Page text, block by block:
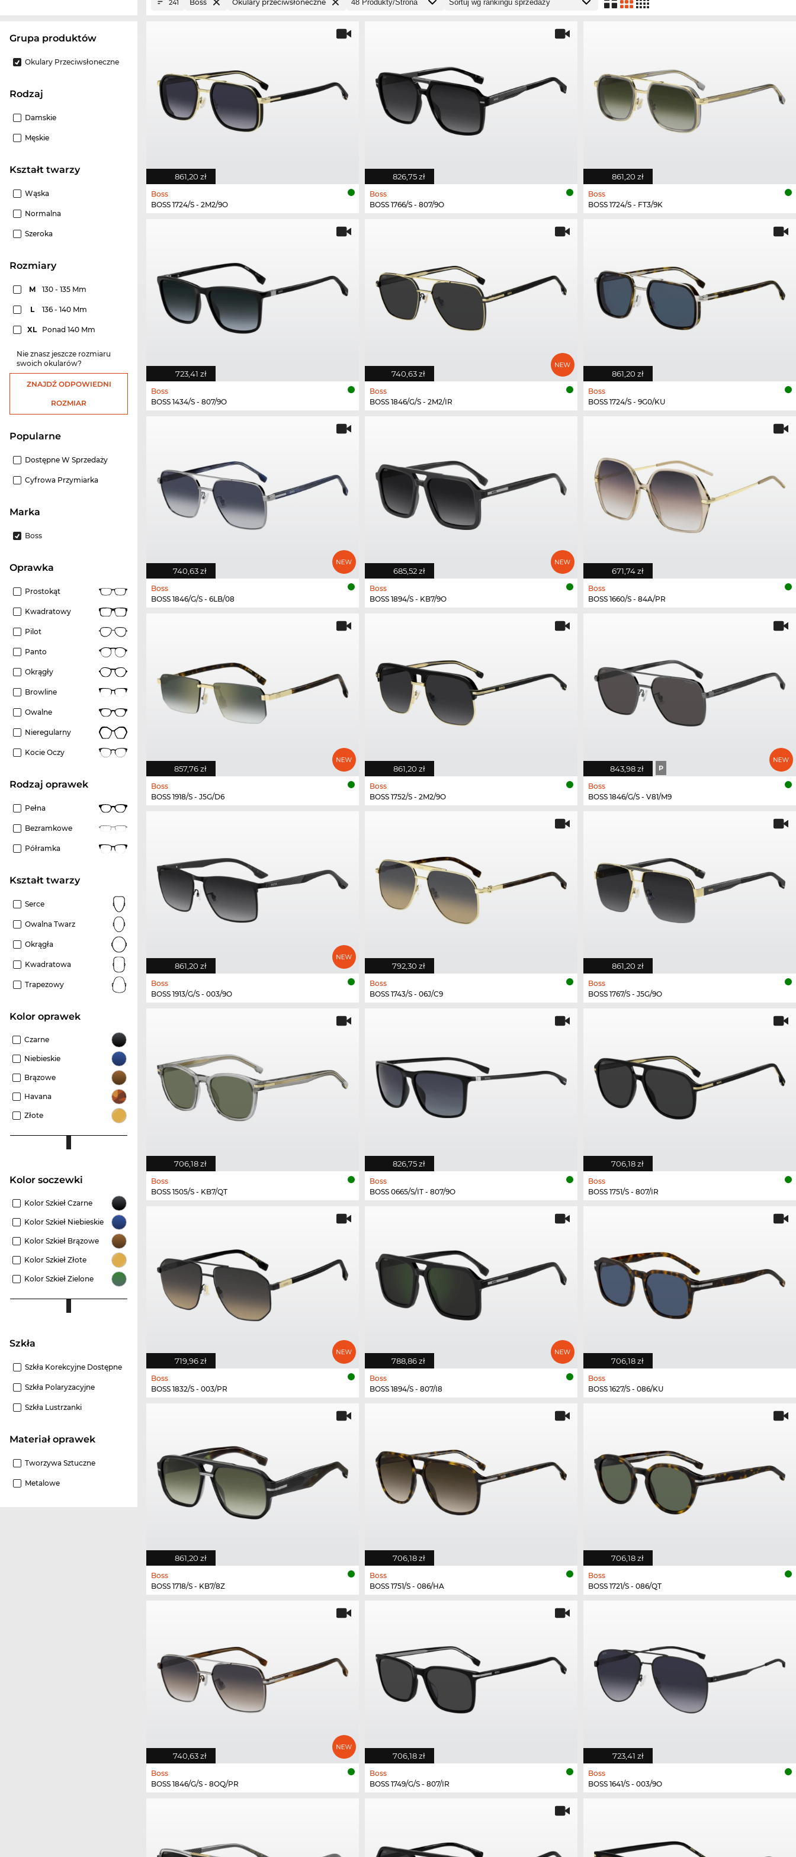
grupa produktów
Okulary Przeciwsłoneczne
Rodzaj
Damskie
Męskie
Kształt twarzy
Wąska
Normalna
Szeroka
rozmiary
M 130 - 135 Mm
L 136 - 140 Mm
XL Ponad 140 Mm
Nie znasz jeszcze rozmiaru
swoich okularów?
ZNAJDŹ ODPOWIEDNI
ROZMIAR
Popularne
Dostępne W Sprzedaży
Cyfrowa Przymiarka
Marka
Boss
oprawka
Prostokąt
Kwadratowy
Pilot
Panto
Okrągły
Browline
Owalne
Nieregularny
Kocie Oczy
rodzaj oprawek
Pełna
Bezramkowe
Półramka
kształt twarzy
Serce
Owalna Twarz
Okrągła
Kwadratowa
Trapezowy
kolor oprawek
Czarne
Niebieskie
Brązowe
Havana
Złote
Kolor soczewki
Kolor Szkieł Czarne
Kolor Szkieł Niebieskie
Kolor Szkieł Brązowe
Kolor Szkieł Złote
Kolor Szkieł Zielone
szkła
Szkła Korekcyjne Dostępne
Szkła Polaryzacyjne
Szkła Lustrzanki
Materiał oprawek
Tworzywa Sztuczne
Metalowe
241 Boss Okulary przeciwsłoneczne
861,20 zł
Boss
BOSS 1724/S - 2M2/9O
826,75 zł
Boss
BOSS 1766/S - 807/9O
861,20 zł
Boss
BOSS 1724/S - FT3/9K
723,41 zł
Boss
BOSS 1434/S - 807/9O
740,63 zł
Boss
BOSS 1846/G/S - 2M2/IR
861,20 zł
Boss
BOSS 1724/S - 9G0/KU
740,63 zł
Boss
BOSS 1846/G/S - 6LB/08
685,52 zł
Boss
BOSS 1894/S - KB7/9O
671,74 zł
Boss
BOSS 1660/S - 84A/PR
857,76 zł
Boss
BOSS 1918/S - J5G/D6
861,20 zł
Boss
BOSS 1752/S - 2M2/9O
843,98 zł P
Boss
BOSS 1846/G/S - V81/M9
861,20 zł
Boss
BOSS 1913/G/S - 003/9O
792,30 zł
Boss
BOSS 1743/S - 06J/C9
861,20 zł
Boss
BOSS 1767/S - J5G/9O
706,18 zł
Boss
BOSS 1505/S - KB7/QT
826,75 zł
Boss
BOSS 0665/S/IT - 807/9O
706,18 zł
Boss
BOSS 1751/S - 807/IR
719,96 zł
Boss
BOSS 1832/S - 003/PR
788,86 zł
Boss
BOSS 1894/S - 807/I8
706,18 zł
Boss
BOSS 1627/S - 086/KU
861,20 zł
Boss
BOSS 1718/S - KB7/8Z
706,18 zł
Boss
BOSS 1751/S - 086/HA
706,18 zł
Boss
BOSS 1721/S - 086/QT
740,63 zł
Boss
BOSS 1846/G/S - 8OQ/PR
706,18 zł
Boss
BOSS 1749/G/S - 807/IR
723,41 zł
Boss
BOSS 1641/S - 003/9O